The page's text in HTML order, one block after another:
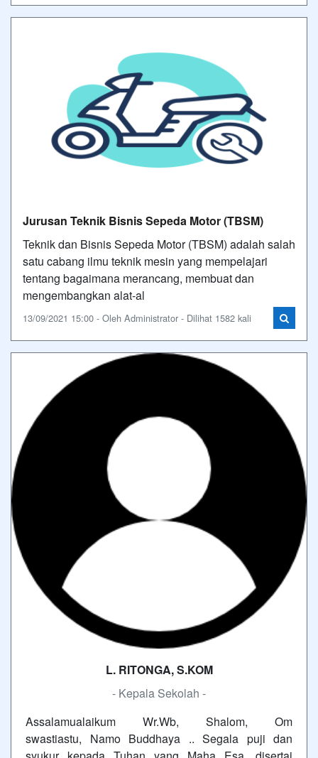
Jurusan Teknik Bisnis Sepeda Motor (TBSM)
Teknik dan Bisnis Sepeda Motor (TBSM) adalah salah
satu cabang ilmu teknik mesin yang mempelajari
tentang bagaimana merancang, membuat dan
mengembangkan alat-al
13/09/2021 15:00 - Oleh Administrator - Dilihat 1582 kali
L. RITONGA, S.KOM
- Kepala Sekolah -
Assalamualaikum Wr.Wb, Shalom, Om
swastiastu, Namo Buddhaya .. Segala puji dan